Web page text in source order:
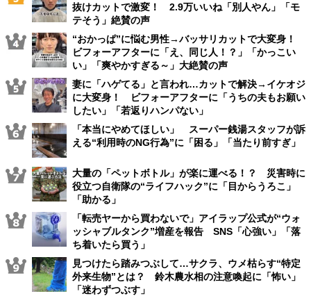
抜けカットで激変！ 2.9万いいね「別人やん」「モ
テそう」絶賛の声
“おかっぱ”に悩む男性→バッサリカットで大変身！
ビフォーアフターに「え、同じ人！？」「かっこい
い」「爽やかすぎる～」大絶賛の声
妻に「ハゲてる」と言われ…カットで解決→イケオジ
に大変身！ ビフォーアフターに「うちの夫もお願い
したい」「若返りハンパない」
「本当にやめてほしい」 スーパー銭湯スタッフが訴
える“利用時のNG行為”に「困る」「当たり前すぎ」
大量の「ペットボトル」が楽に運べる！？ 災害時に
役立つ自衛隊の“ライフハック”に「目からうろこ」
「助かる」
「転売ヤーから買わないで」アイラップ公式が“ウォ
ッシャブルタンク”増産を報告 SNS「心強い」「落
ち着いたら買う」
見つけたら踏みつぶして…サクラ、ウメ枯らす“特定
外来生物”とは？ 鈴木農水相の注意喚起に「怖い」
「迷わずつぶす」